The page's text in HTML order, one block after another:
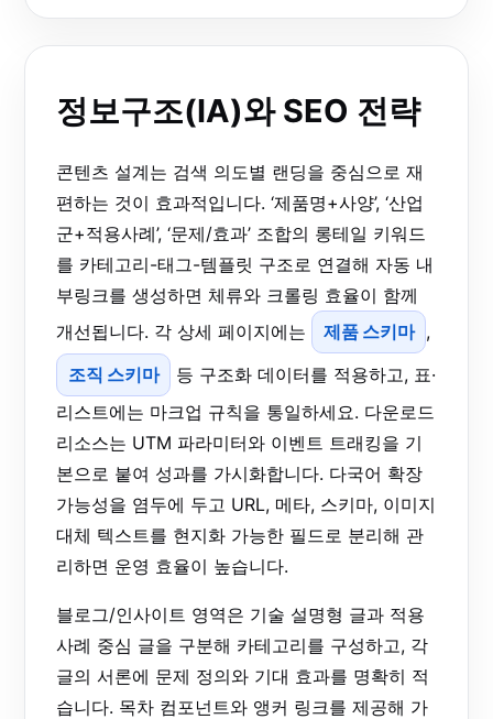
정보구조(IA)와 SEO 전략
콘텐츠 설계는 검색 의도별 랜딩을 중심으로 재
편하는 것이 효과적입니다. ‘제품명+사양’, ‘산업
군+적용사례’, ‘문제/효과’ 조합의 롱테일 키워드
를 카테고리-태그-템플릿 구조로 연결해 자동 내
부링크를 생성하면 체류와 크롤링 효율이 함께
개선됩니다. 각 상세 페이지에는
제품 스키마 ,
조직 스키마
등 구조화 데이터를 적용하고, 표·
리스트에는 마크업 규칙을 통일하세요. 다운로드
리소스는 UTM 파라미터와 이벤트 트래킹을 기
본으로 붙여 성과를 가시화합니다. 다국어 확장
가능성을 염두에 두고 URL, 메타, 스키마, 이미지
대체 텍스트를 현지화 가능한 필드로 분리해 관
리하면 운영 효율이 높습니다.
블로그/인사이트 영역은 기술 설명형 글과 적용
사례 중심 글을 구분해 카테고리를 구성하고, 각
글의 서론에 문제 정의와 기대 효과를 명확히 적
습니다. 목차 컴포넌트와 앵커 링크를 제공해 가